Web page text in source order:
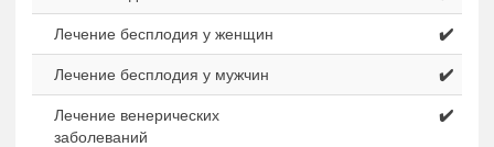
Лечение бесплодия у женщин ✔️
Лечение бесплодия у мужчин ✔️
Лечение венерических
заболеваний
✔️